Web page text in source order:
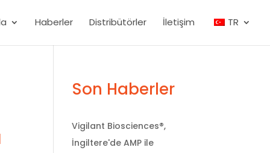
Haberler Distribütörler İletişim TR
Son Haberler
Vigilant Biosciences®,
İngiltere'de AMP ile